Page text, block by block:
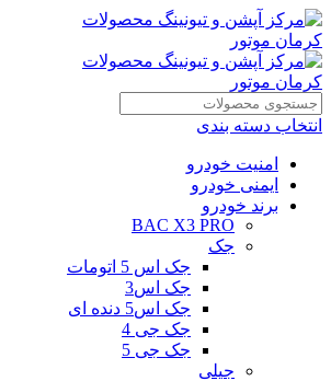
انتخاب دسته بندی
امنیت خودرو
ایمنی خودرو
برند خودرو
BAC X3 PRO
جک
جک اس 5 اتومات
جک اس3
جک اس5 دنده ای
جک جی 4
جک جی 5
جیلی